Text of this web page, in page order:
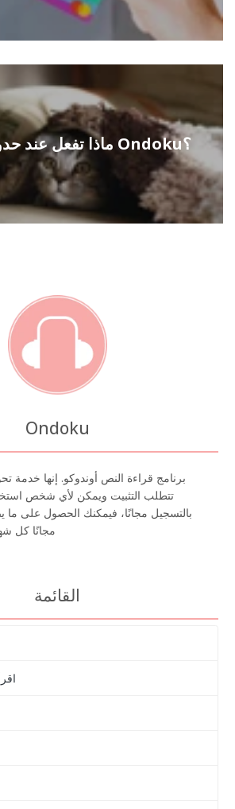
ماذا تفعل عند حدوث خطأ في Ondoku؟
Ondoku
برنامج قراءة النص أوندوكو. إنها خدمة
تتطلب التثبيت ويمكن لأي شخص
مجانًا كل
القائمة